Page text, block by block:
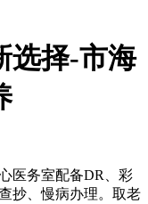
选择-市海
务室配备DR、彩
抄、慢病办理。取老